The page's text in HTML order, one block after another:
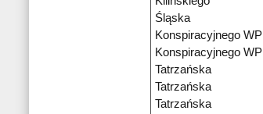
Śląska
Konspiracyjnego WP
Konspiracyjnego WP
Tatrzańska
Tatrzańska
Tatrzańska